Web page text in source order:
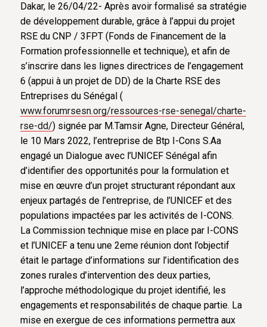
Dakar, le 26/04/22- Après avoir formalisé sa stratégie
de développement durable, grâce à l’appui du projet
RSE du CNP / 3FPT (Fonds de Financement de la
Formation professionnelle et technique), et afin de
s’inscrire dans les lignes directrices de l’engagement
6 (appui à un projet de DD) de la Charte RSE des
Entreprises du Sénégal (
www.forumrsesn.org/ressources-rse-senegal/charte-
rse-dd/) signée par M.Tamsir Agne, Directeur Général,
le 10 Mars 2022, l’entreprise de Btp I-Cons S.Aa
engagé un Dialogue avec l’UNICEF Sénégal afin
d’identifier des opportunités pour la formulation et
mise en œuvre d’un projet structurant répondant aux
enjeux partagés de l’entreprise, de l’UNICEF et des
populations impactées par les activités de I-CONS.
La Commission technique mise en place par I-CONS
et l’UNICEF a tenu une 2eme réunion dont l’objectif
était le partage d’informations sur l’identification des
zones rurales d’intervention des deux parties,
l’approche méthodologique du projet identifié, les
engagements et responsabilités de chaque partie. La
mise en exergue de ces informations permettra aux